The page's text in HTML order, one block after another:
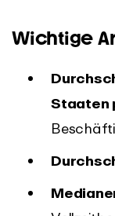
Wichtige
Staaten